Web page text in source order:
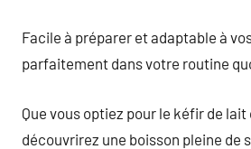
Facile à préparer et adaptable à
parfaitement dans votre routine
Que vous optiez pour le kéfir de lait
découvrirez une boisson pleine de